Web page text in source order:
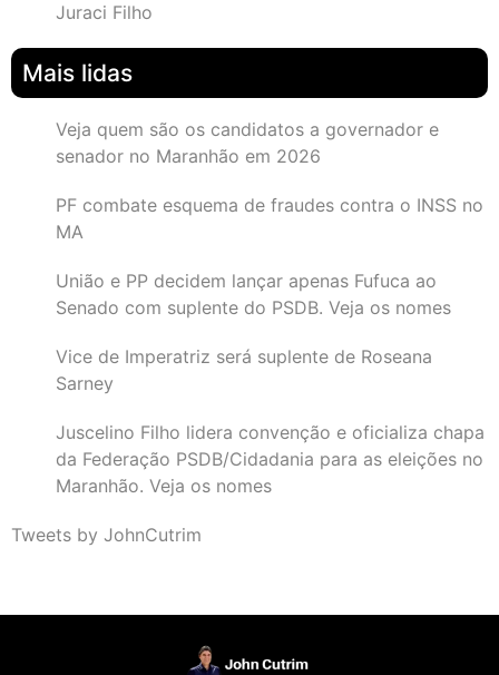
Juraci Filho
Mais lidas
Veja quem são os candidatos a governador e
senador no Maranhão em 2026
PF combate esquema de fraudes contra o INSS no
MA
União e PP decidem lançar apenas Fufuca ao
Senado com suplente do PSDB. Veja os nomes
Vice de Imperatriz será suplente de Roseana
Sarney
Juscelino Filho lidera convenção e oficializa chapa
da Federação PSDB/Cidadania para as eleições no
Maranhão. Veja os nomes
Tweets by JohnCutrim